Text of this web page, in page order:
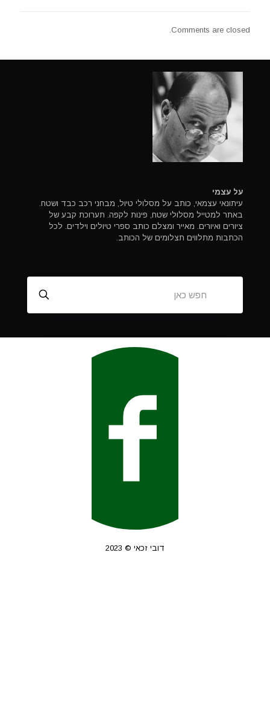
Comments are closed.
על עצמי
עיתונאי עצמאי, כותב על מסלולי טיול, מבחני רכב כבד ושטח.
באתר למטייל מסלולי שטח, פינות לקפה. תערוכת קבע של
ציורים ואיורים. מאייר ומצלם כותב ספרי טיולים וילדים. לכל
הכתבות מתלווים תצלומים של הכותב.
דובי זכאי © 2023